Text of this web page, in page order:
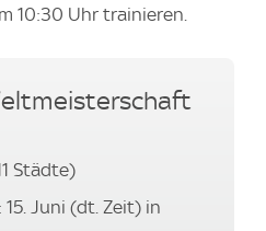
10:30 Uhr trainieren.
Städte)
Juni (dt. Zeit) in